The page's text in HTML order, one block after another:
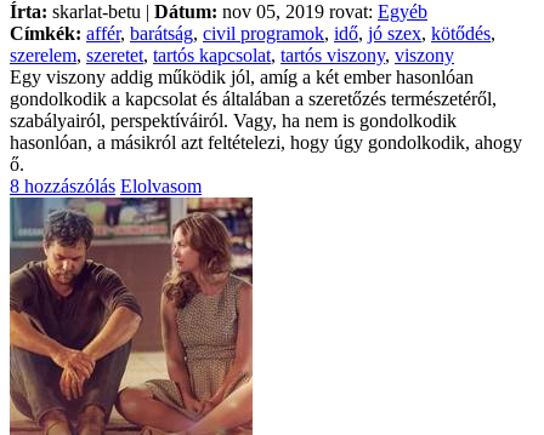
Írta: skarlat-betu | Dátum: nov 05, 2019 rovat: Egyéb
Címkék: affér, barátság, civil programok, idő, jó szex, kötődés,
szerelem, szeretet, tartós kapcsolat, tartós viszony, viszony
Egy viszony addig működik jól, amíg a két ember hasonlóan
gondolkodik a kapcsolat és általában a szeretőzés természetéről,
szabályairól, perspektíváiról. Vagy, ha nem is gondolkodik
hasonlóan, a másikról azt feltételezi, hogy úgy gondolkodik, ahogy
ő.
8 hozzászólás Elolvasom